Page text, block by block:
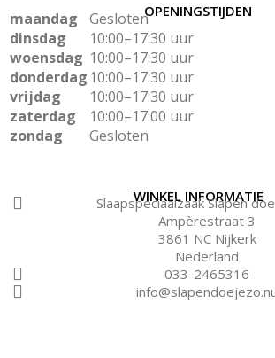
OPENINGSTIJDEN
maandag
Gesloten
dinsdag
10:00–17:30 uur
woensdag 10:00–17:30 uur
donderdag 10:00–17:30 uur
vrijdag
10:00–17:30 uur
zaterdag
10:00–17:00 uur
zondag
Gesloten
WINKEL INFORMATIE
Slaapspeciaalzaak Slapen
Ampèrestraat 3
3861 NC Nijkerk
Nederland
033-2465316